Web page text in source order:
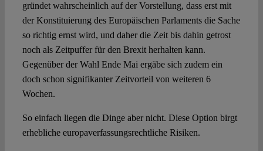
gründet wahrscheinlich auf der Vorstellung, dass erst mit
der Konstituierung des Europäischen Parlaments die Sache
so richtig ernst wird, und daher die Zeit bis dahin getrost
noch als Zeitpuffer für den Brexit herhalten kann.
Gegenüber der Wahl Ende Mai ergäbe sich zudem ein
doch schon signifikanter Zeitvorteil von weiteren 6
Wochen.
So einfach liegen die Dinge aber nicht. Diese Option birgt
erhebliche europaverfassungsrechtliche Risiken.